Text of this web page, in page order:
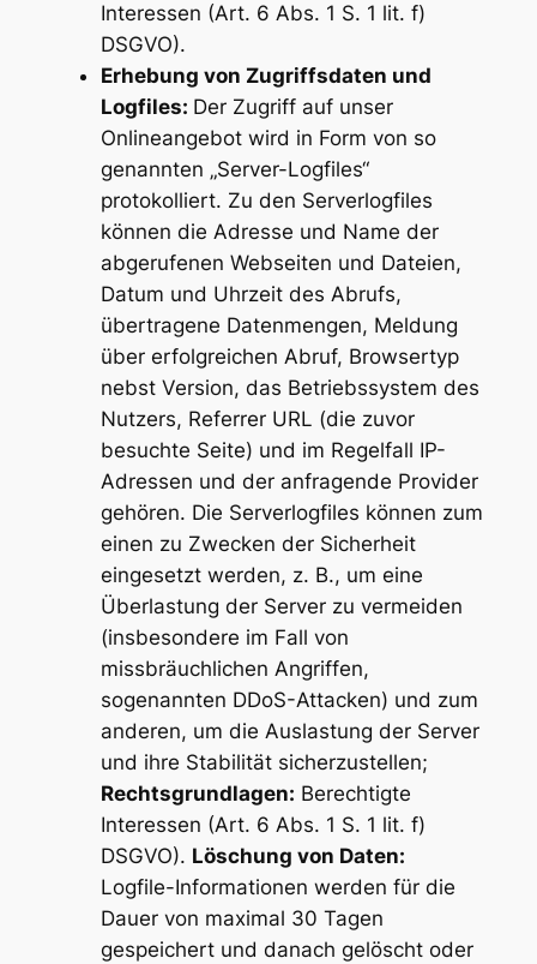
Interessen (Art. 6 Abs. 1 S. 1 lit. f)
DSGVO).
Erhebung von Zugriffsdaten und
Logfiles: Der Zugriff auf unser
Onlineangebot wird in Form von so
genannten „Server-Logfiles“
protokolliert. Zu den Serverlogfiles
können die Adresse und Name der
abgerufenen Webseiten und Dateien,
Datum und Uhrzeit des Abrufs,
übertragene Datenmengen, Meldung
über erfolgreichen Abruf, Browsertyp
nebst Version, das Betriebssystem des
Nutzers, Referrer URL (die zuvor
besuchte Seite) und im Regelfall IP-
Adressen und der anfragende Provider
gehören. Die Serverlogfiles können zum
einen zu Zwecken der Sicherheit
eingesetzt werden, z. B., um eine
Überlastung der Server zu vermeiden
(insbesondere im Fall von
missbräuchlichen Angriffen,
sogenannten DDoS-Attacken) und zum
anderen, um die Auslastung der Server
und ihre Stabilität sicherzustellen;
Rechtsgrundlagen: Berechtigte
Interessen (Art. 6 Abs. 1 S. 1 lit. f)
DSGVO). Löschung von Daten:
Logfile-Informationen werden für die
Dauer von maximal 30 Tagen
gespeichert und danach gelöscht oder